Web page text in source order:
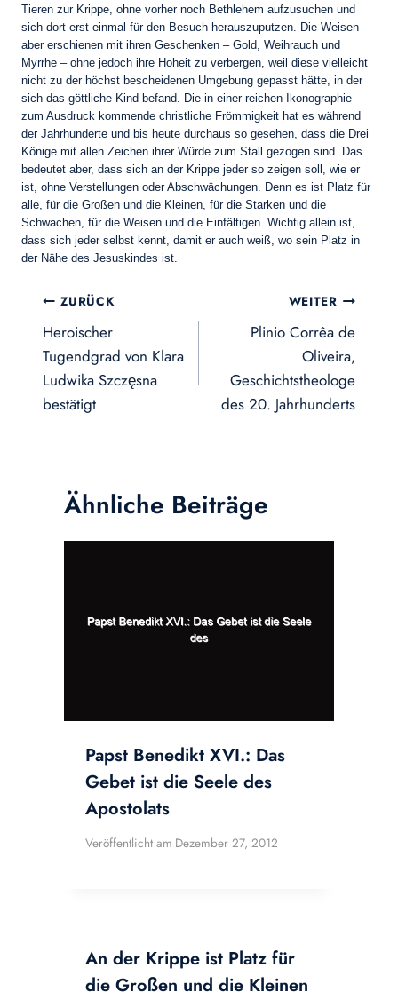
Tieren zur Krippe, ohne vorher noch Bethlehem aufzusuchen und
sich dort erst einmal für den Besuch herauszuputzen. Die Weisen
aber erschienen mit ihren Geschenken – Gold, Weihrauch und
Myrrhe – ohne jedoch ihre Hoheit zu verbergen, weil diese vielleicht
nicht zu der höchst bescheidenen Umgebung gepasst hätte, in der
sich das göttliche Kind befand. Die in einer reichen Ikonographie
zum Ausdruck kommende christliche Frömmigkeit hat es während
der Jahrhunderte und bis heute durchaus so gesehen, dass die Drei
Könige mit allen Zeichen ihrer Würde zum Stall gezogen sind. Das
bedeutet aber, dass sich an der Krippe jeder so zeigen soll, wie er
ist, ohne Verstellungen oder Abschwächungen. Denn es ist Platz für
alle, für die Großen und die Kleinen, für die Starken und die
Schwachen, für die Weisen und die Einfältigen. Wichtig allein ist,
dass sich jeder selbst kennt, damit er auch weiß, wo sein Platz in
der Nähe des Jesuskindes ist.
Beitragsnavigation
ZURÜCK
Heroischer
Tugendgrad von Klara
Ludwika Szczęsna
bestätigt
WEITER
Plinio Corrêa de
Oliveira,
Geschichtstheologe
des 20. Jahrhunderts
Ähnliche Beiträge
Papst Benedikt XVI.: Das
Gebet ist die Seele des
Apostolats
Veröffentlicht am Dezember 27, 2012
An der Krippe ist Platz für
die Großen und die Kleinen